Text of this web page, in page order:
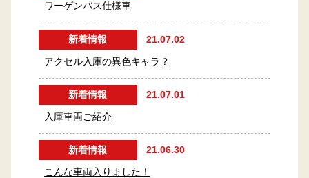
ワーゲンバス仕様車
新着情報 21.07.02
アクセル入庫の異色キャラ？
新着情報 21.07.01
入庫車両ご紹介
新着情報 21.06.30
こんな車両入りました！